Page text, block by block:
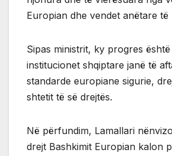
Europian dhe vendet anëtare të
Sipas ministrit, ky progres është
institucionet shqiptare janë të
standarde europiane sigurie,
shtetit të së drejtës.
Në përfundim, Lamallari
drejt Bashkimit Europian kalon